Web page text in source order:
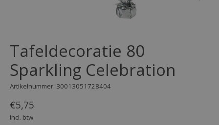
Tafeldecoratie 80
Sparkling Celebration
Artikelnummer: 30013051728404
€5,75
Incl. btw